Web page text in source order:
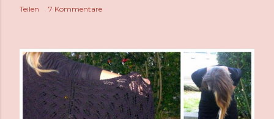
Teilen 7 Kommentare